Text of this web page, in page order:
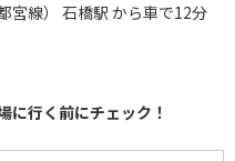
宮線） 石橋駅 から車で12分
に行く前にチェック！